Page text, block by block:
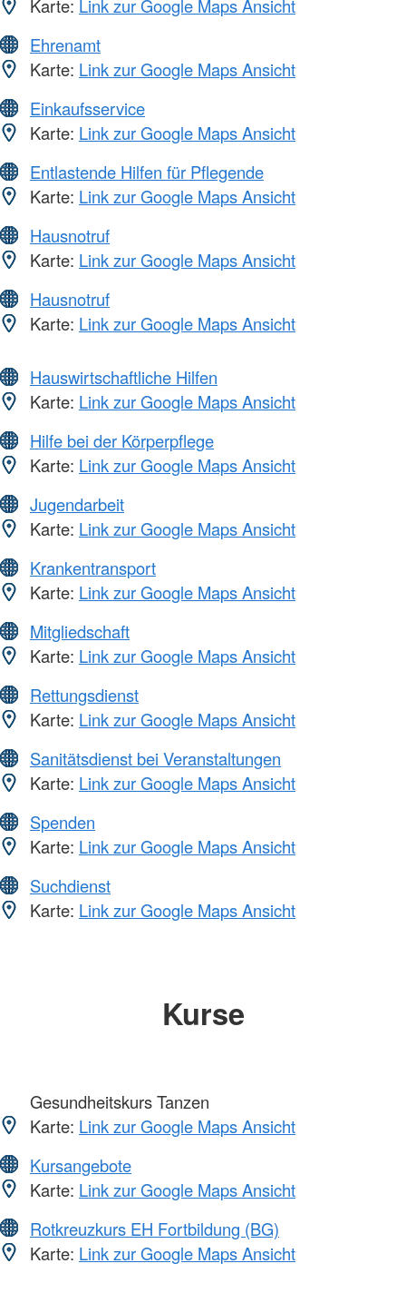
Karte: Link zur Google Maps Ansicht
Ehrenamt
Karte: Link zur Google Maps Ansicht
Einkaufsservice
Karte: Link zur Google Maps Ansicht
Entlastende Hilfen für Pflegende
Karte: Link zur Google Maps Ansicht
Hausnotruf
Karte: Link zur Google Maps Ansicht
Hausnotruf
Karte: Link zur Google Maps Ansicht
Hauswirtschaftliche Hilfen
Karte: Link zur Google Maps Ansicht
Hilfe bei der Körperpflege
Karte: Link zur Google Maps Ansicht
Jugendarbeit
Karte: Link zur Google Maps Ansicht
Krankentransport
Karte: Link zur Google Maps Ansicht
Mitgliedschaft
Karte: Link zur Google Maps Ansicht
Rettungsdienst
Karte: Link zur Google Maps Ansicht
Sanitätsdienst bei Veranstaltungen
Karte: Link zur Google Maps Ansicht
Spenden
Karte: Link zur Google Maps Ansicht
Suchdienst
Karte: Link zur Google Maps Ansicht
Kurse
Gesundheitskurs Tanzen
Karte: Link zur Google Maps Ansicht
Kursangebote
Karte: Link zur Google Maps Ansicht
Rotkreuzkurs EH Fortbildung (BG)
Karte: Link zur Google Maps Ansicht